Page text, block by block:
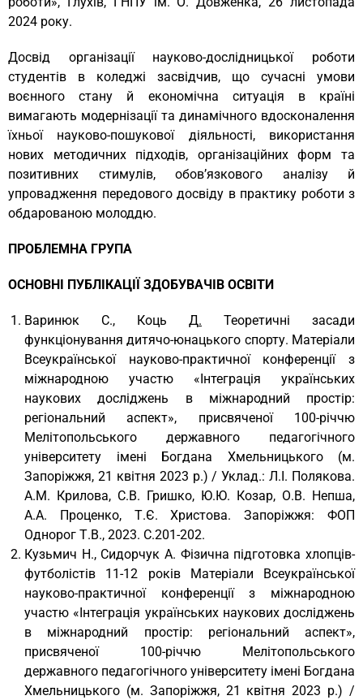
2024 року.
Досвід організації науково-дослідницької роботи
студентів в коледжі засвідчив, що сучасні умови
воєнного стану й економічна ситуація в країні
вимагають модернізації та динамічного вдосконалення
їхньої науково-пошукової діяльності, використання
нових методичних підходів, організаційних форм та
позитивних стимулів, обов’язкового аналізу й
упровадження передового досвіду в практику роботи з
обдарованою молоддю.
ПРОБЛЕМНА ГРУПА
ОСНОВНІ ПУБЛІКАЦІЇ ЗДОБУВАЧІВ ОСВІТИ
Варинюк С., Коць Д. Теоретичні засади
функціонування дитячо-юнацького спорту. Матеріали
Всеукраїнської науково-практичної конференції з
міжнародною участю «Інтеграція українських
наукових досліджень в міжнародний простір:
регіональний аспект», присвяченої 100-річчю
Мелітопольського державного педагогічного
університету імені Богдана Хмельницького (м.
Запоріжжя, 21 квітня 2023 р.) / Уклад.: Л.І. Полякова.
А.М. Крилова, С.В. Гришко, Ю.Ю. Козар, О.В. Непша,
А.А. Проценко, Т.Є. Христова. Запоріжжя: ФОП
Однорог Т.В., 2023. С.201-202.
Кузьмич Н., Сидорчук А. Фізична підготовка хлопців-
футболістів 11-12 років Матеріали Всеукраїнської
науково-практичної конференції з міжнародною
участю «Інтеграція українських наукових досліджень
в міжнародний простір: регіональний аспект»,
присвяченої 100-річчю Мелітопольського
державного педагогічного університету імені Богдана
Хмельницького (м. Запоріжжя, 21 квітня 2023 р.) /